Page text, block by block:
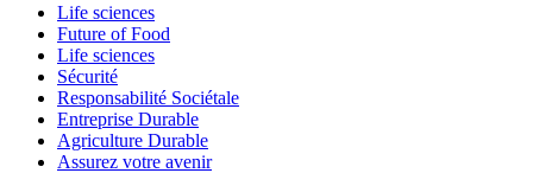
Life sciences
Future of Food
Life sciences
Sécurité
Responsabilité Sociétale
Entreprise Durable
Agriculture Durable
Assurez votre avenir